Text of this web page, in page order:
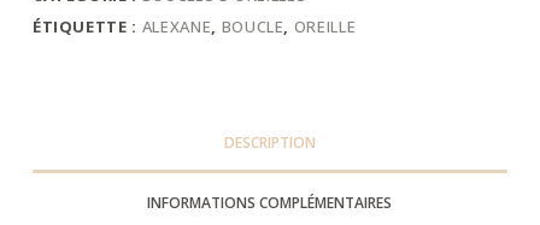
ÉTIQUETTE : ALEXANE, BOUCLE, OREILLE
DESCRIPTION
INFORMATIONS COMPLÉMENTAIRES